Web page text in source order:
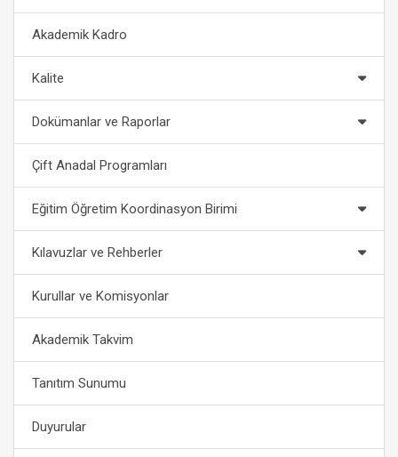
Akademik Kadro
Kalite
Dokümanlar ve Raporlar
Çift Anadal Programları
Eğitim Öğretim Koordinasyon Birimi
Kılavuzlar ve Rehberler
Kurullar ve Komisyonlar
Akademik Takvim
Tanıtım Sunumu
Duyurular